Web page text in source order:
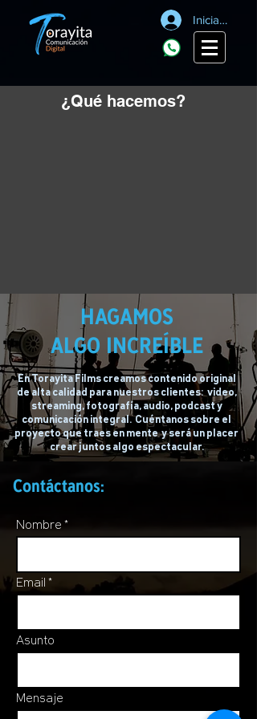
Iniciar sesión
¿Qué hacemos?
Contáctanos:
Nombre
Email
Asunto
Mensaje
HAGAMOS
ALGO INCREÍBLE
En Torayita Films creamos contenido original
de alta calidad para nuestros clientes: video,
streaming, fotografía, audio, podcast y
comunicación integral. Cuéntanos sobre el
proyecto que traes en mente y será un placer
crear juntos algo espectacular.